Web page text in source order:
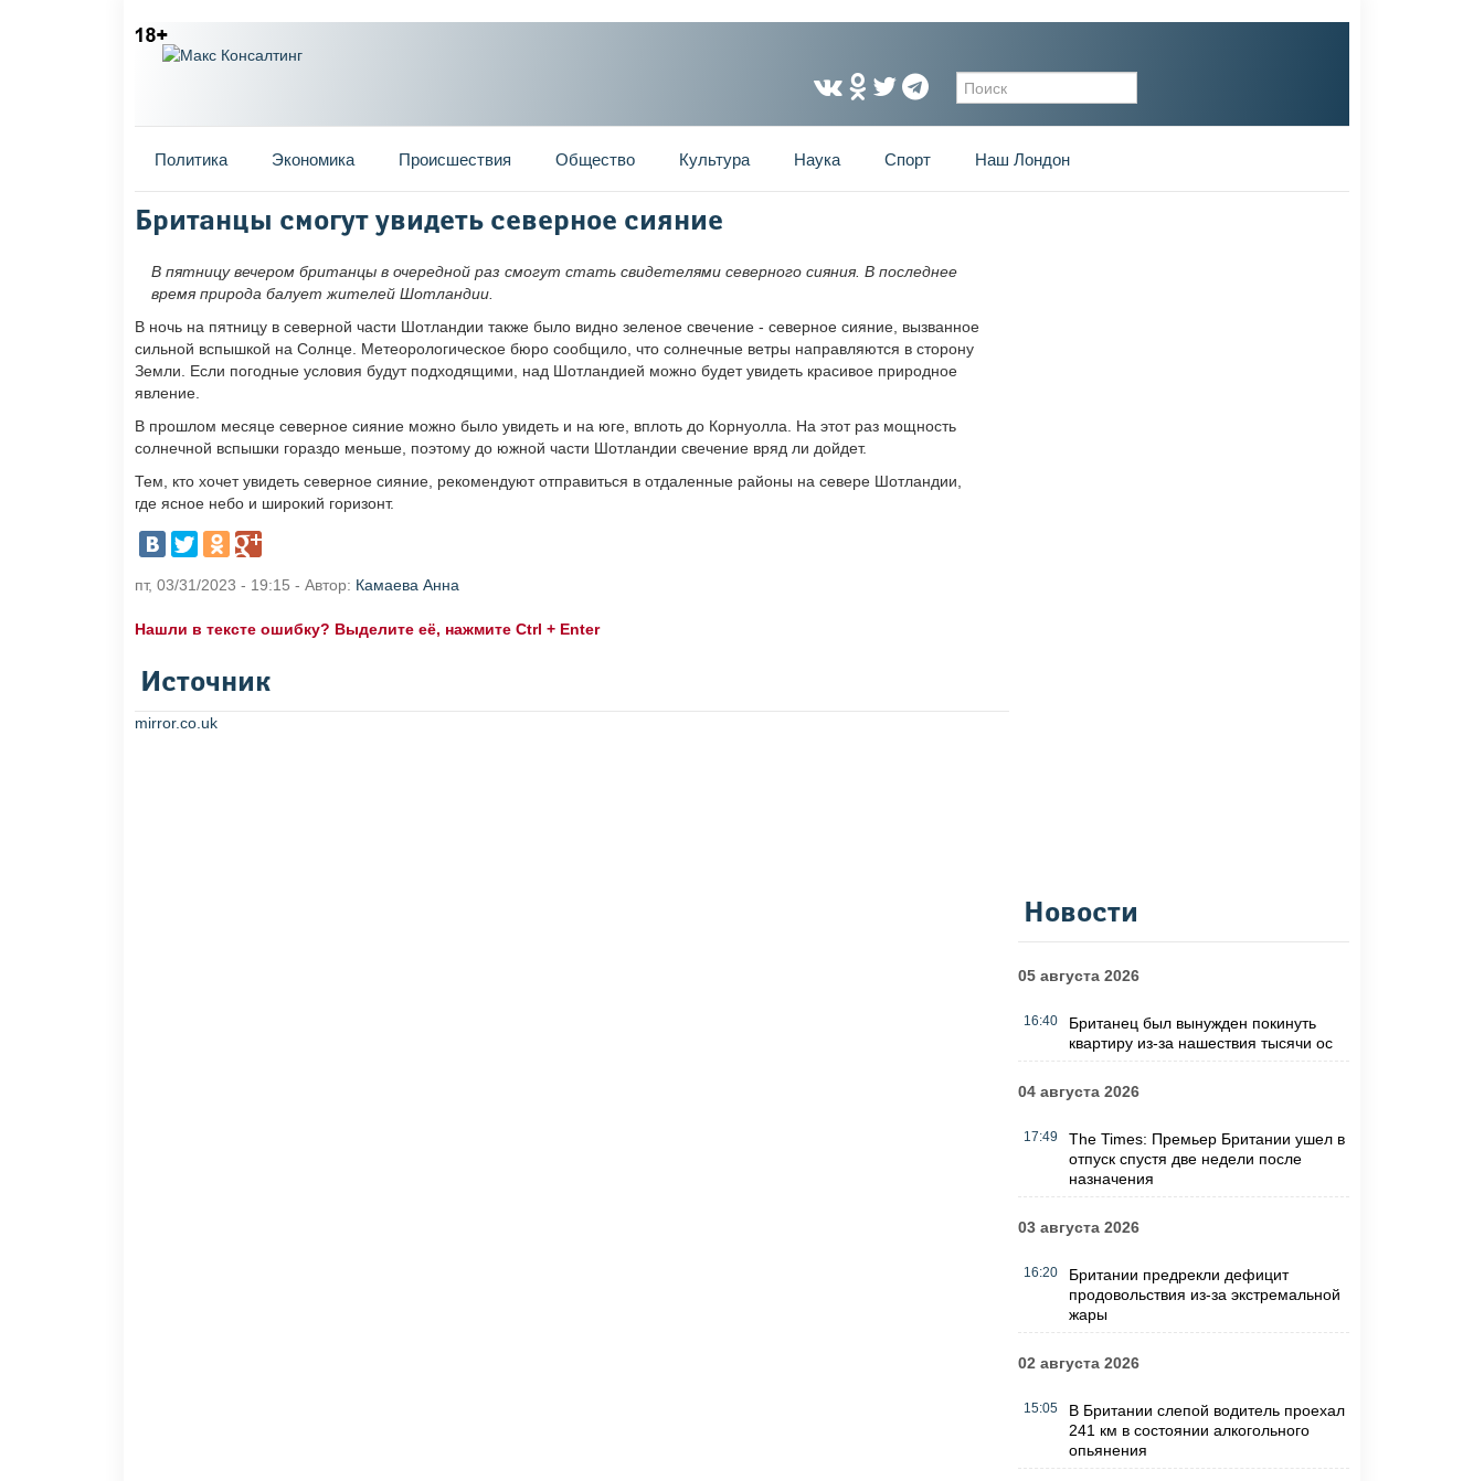
Форма поиска
Главное меню
Политика Экономика Происшествия Общество Культура Наука Спорт Наш Лондон
Вы здесь
Британцы смогут увидеть северное сияние
В пятницу вечером британцы в очередной раз смогут стать свидетелями северного сияния. В последнее
время природа балует жителей Шотландии.
В ночь на пятницу в северной части Шотландии также было видно зеленое свечение - северное сияние, вызванное
сильной вспышкой на Солнце. Метеорологическое бюро сообщило, что солнечные ветры направляются в сторону
Земли. Если погодные условия будут подходящими, над Шотландией можно будет увидеть красивое природное
явление.
В прошлом месяце северное сияние можно было увидеть и на юге, вплоть до Корнуолла. На этот раз мощность
солнечной вспышки гораздо меньше, поэтому до южной части Шотландии свечение вряд ли дойдет.
Тем, кто хочет увидеть северное сияние, рекомендуют отправиться в отдаленные районы на севере Шотландии,
где ясное небо и широкий горизонт.
пт, 03/31/2023 - 19:15 - Автор: Камаева Анна
Нашли в тексте ошибку? Выделите её, нажмите Ctrl + Enter
Источник
mirror.co.uk
Новости
05 августа 2026
16:40
Британец был вынужден покинуть
квартиру из-за нашествия тысячи ос
04 августа 2026
17:49
The Times: Премьер Британии ушел в
отпуск спустя две недели после
назначения
03 августа 2026
16:20
Британии предрекли дефицит
продовольствия из-за экстремальной
жары
02 августа 2026
15:05
В Британии слепой водитель проехал
241 км в состоянии алкогольного
опьянения